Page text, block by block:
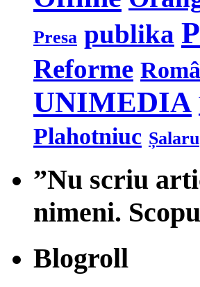
Presa publika
Reforme
UNIMEDIA
Plahotniuc Șalaru
”Nu scriu
nimeni.
Blogroll